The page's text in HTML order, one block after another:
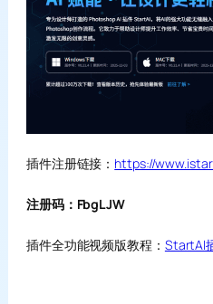
插件注册链接： https://
注册码：FbgLJW
插件全功能视频版教程： StartAI